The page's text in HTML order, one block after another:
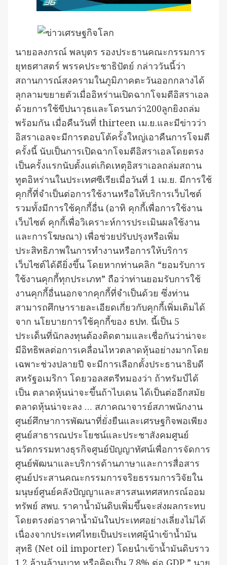
นายอลงกรณ์ พลบุตร รองประธานคณะกรรมการ
ยุทธศาสตร์ พรรคประชาธิปัตย์ กล่าววันนี้ว่า
สถานการณ์สงครามในภูมิภาคตะวันออกกลางได้
ลุกลามขยายตัวเมื่ออิหร่านเปิดฉากโจมตีอิสราเอล
ด้วยการใช้ขีปนาวุธและโดรนกว่า200ลูกยิงถล่ม
พร้อมกัน เมื่อคืนวันที่ thirteen เม.ย.และมีข่าวว่า
อิสราเอลจะมีการตอบโต้ครั้งใหญ่เอาคืนการโจมตี
ครั้งนี้ นับเป็นการเปิดฉากโจมตีอิสราเอลโดยตรง
เป็นครั้งแรกนับตั้งแต่เกิดเหตุอิสราเอลถล่มสถาน
ทูตอิหร่านในประเทศซีเรียเมื่อวันที่ 1 เม.ย. มีการใช้
คุกกี้ที่จำเป็นต่อการใช้งานหรือให้บริการเว็บไซต์
รวมทั้งมีการใช้คุกกี้อื่น (อาทิ คุกกี้เพื่อการใช้งาน
เว็บไซต์ คุกกี้เพื่อวิเคราะห์การประเมินผลใช้งาน
และการโฆษณา) เพื่อช่วยปรับปรุงหรือเพิ่ม
ประสิทธิภาพในการทำงานหรือการให้บริการ
เว็บไซต์ได้ดียิ่งขึ้น โดยหากท่านคลิก “ยอมรับการ
ใช้งานคุกกี้ทุกประเภท” ถือว่าท่านยอมรับการใช้
งานคุกกี้อื่นนอกจากคุกกี้ที่จำเป็นด้วย ซึ่งท่าน
สามารถศึกษารายละเอียดเกี่ยวกับคุกกี้เพิ่มเติมได้
จาก นโยบายการใช้คุกกี้ของ ธปท. นี้เป็น 5
ประเด็นที่นักลงทุนต้องติดตามและเชื่อกันว่าน่าจะ
มีอิทธิพลต่อการเคลื่อนไหวตลาดหุ้นอย่างมากโดย
เฉพาะช่วงปลายปี จะมีการเลือกตั้งประธานาธิบดี
สหรัฐอเมริกา โดยวอลสตรีทมองว่า ถ้าทรัมป์ได้
เป็น ตลาดหุ้นน่าจะขึ้นถ้าไบเดน ได้เป็นต่ออีกสมัย
ตลาดหุ้นน่าจะลง … สภาคณาจารย์สภาพนักงาน
ศูนย์ศึกษาการพัฒนาที่ยั่งยืนและเศรษฐกิจพอเพียง
ศูนย์สาธารณประโยชน์และประชาสังคมศูนย์
นวัตกรรมทางธุรกิจศูนย์ปัญญาทัศน์เพื่อการจัดการ
ศูนย์พัฒนาและบริการด้านภาษาและการสื่อสาร
ศูนย์ประสานคณะกรรมการจริยธรรมการวิจัยใน
มนุษย์ศูนย์คลังปัญญาและสารสนเทศสหกรณ์ออม
ทรัพย์ สพบ. ราคาน้ำมันดิบเพิ่มขึ้นจะส่งผลกระทบ
โดยตรงต่อราคาน้ำมันในประเทศอย่างเลี่ยงไม่ได้
เนื่องจากประเทศไทยเป็นประเทศผู้นำเข้าน้ำมัน
สุทธิ (Net oil importer) โดยนำเข้าน้ำมันดิบราว
1.2 ล้านล้านบาท หรือคิดเป็น 7.8% ต่อ GDP ” นาย